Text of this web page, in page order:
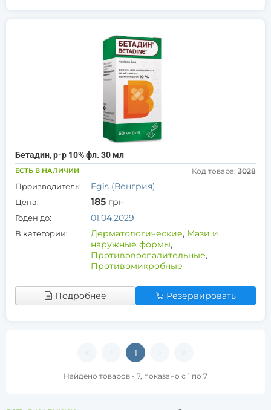
Бетадин, р-р 10% фл. 30 мл
ЕСТЬ В НАЛИЧИИ Код товара: 3028
Производитель: Egis (Венгрия)
Цена: 185 грн
Годен до: 01.04.2029
В категории: Дерматологические, Мази и
наружные формы,
Противовоспалительные,
Противомикробные
Подробнее Резервировать
1
Найдено товаров - 7, показано с 1 по 7